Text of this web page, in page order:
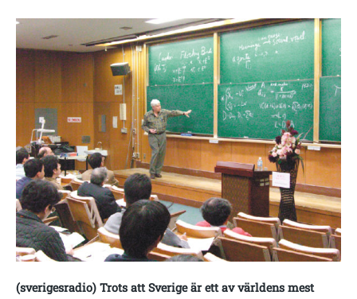
(sverigesradio) Trots att Sverige är ett av världens mest